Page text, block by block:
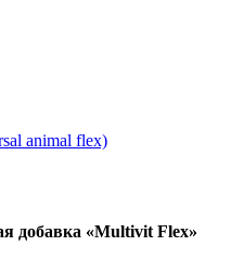
animal flex)
добавка «Multivit Flex»